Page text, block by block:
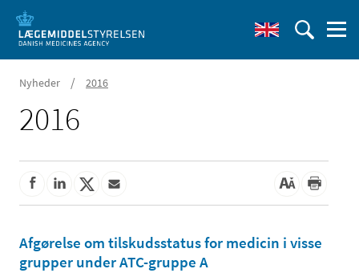
Nyheder / 2016
2016
Afgørelse om tilskudsstatus for medicin i visse
grupper under ATC-gruppe A